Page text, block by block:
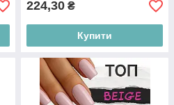
224,30 ₴
Купити